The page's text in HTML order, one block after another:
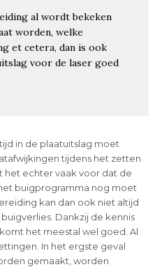
al wordt bekeken
worden, welke
et cetera, dan is ook
voor de laser goed
in de plaatuitslag moet
tijdens het zetten
het echter vaak voor dat de
buigprogramma nog moet
kan dan ook niet altijd
Dankzij de kennis
het meestal wel goed. Al
In het ergste geval
gemaakt, worden